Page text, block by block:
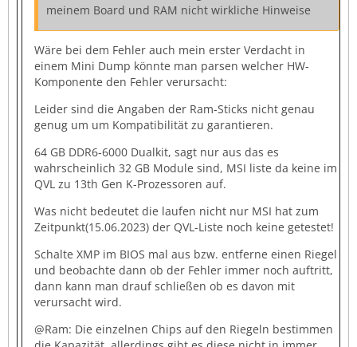
meinem Board und RAM nicht wirkliche Hinweise
Wäre bei dem Fehler auch mein erster Verdacht in
einem Mini Dump könnte man parsen welcher HW-
Komponente den Fehler verursacht:
Leider sind die Angaben der Ram-Sticks nicht genau
genug um um Kompatibilität zu garantieren.
64 GB DDR6-6000 Dualkit, sagt nur aus das es
wahrscheinlich 32 GB Module sind, MSI liste da keine im
QVL zu 13th Gen K-Prozessoren auf.
Was nicht bedeutet die laufen nicht nur MSI hat zum
Zeitpunkt(15.06.2023) der QVL-Liste noch keine getestet!
Schalte XMP im BIOS mal aus bzw. entferne einen Riegel
und beobachte dann ob der Fehler immer noch auftritt,
dann kann man drauf schließen ob es davon mit
verursacht wird.
@Ram: Die einzelnen Chips auf den Riegeln bestimmen